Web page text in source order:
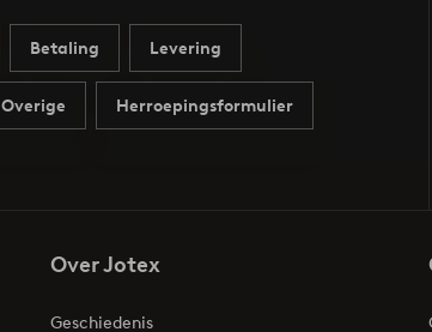
Betaling Levering
Overige Herroepingsformulier
Over Jotex
Geschiedenis